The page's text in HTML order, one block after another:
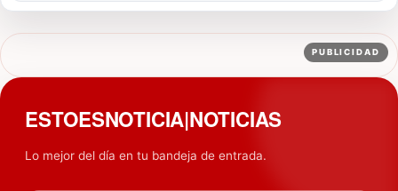
PUBLICIDAD
ESTOESNOTICIA|NOTICIAS
Lo mejor del día en tu bandeja de entrada.